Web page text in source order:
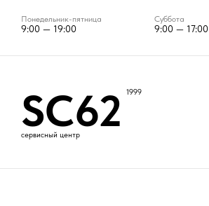
Понедельник-пятница
9:00 — 19:00
Суббота
9:00 — 17:00
SC62 1999
сервисный центр